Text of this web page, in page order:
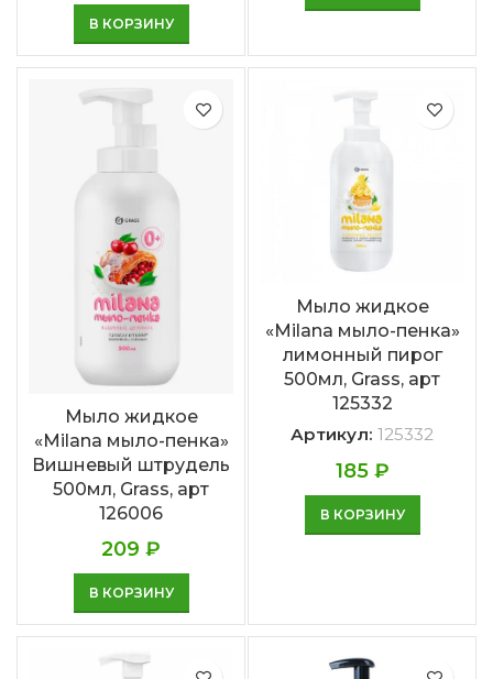
В КОРЗИНУ
Мыло жидкое
«Milana мыло-пенка»
Вишневый штрудель
500мл, Grass, арт
126006
209 ₽
В КОРЗИНУ
Мыло жидкое
«Milana мыло-пенка»
лимонный пирог
500мл, Grass, арт
125332
Артикул: 125332
185 ₽
В КОРЗИНУ